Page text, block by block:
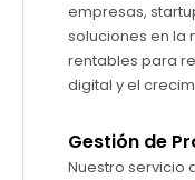
empresas,
soluciones en la
rentables para
digital y el
Gestión de
Nuestro servicio